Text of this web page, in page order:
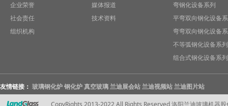
企业荣誉
社会责任
组织机构
媒体报道
技术资料
弯钢化设备系列
平弯双向钢化设备
弯弯双向钢化设备
不等弧钢化设备系列
组合式钢化设备系列
友情链接： 玻璃钢化炉钢化炉真空玻璃兰迪展会站兰迪视频站兰迪图片站
CopyRights 2013-2022 All Rights Reserved 洛阳兰迪玻璃机器